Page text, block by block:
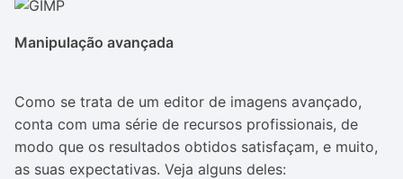
Manipulação avançada
Como se trata de um editor de imagens avançado,
conta com uma série de recursos profissionais, de
modo que os resultados obtidos satisfaçam, e muito,
as suas expectativas. Veja alguns deles: